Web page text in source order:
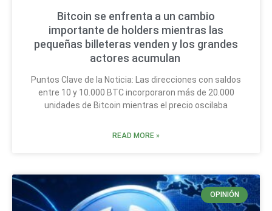
Bitcoin se enfrenta a un cambio
importante de holders mientras las
pequeñas billeteras venden y los grandes
actores acumulan
Puntos Clave de la Noticia: Las direcciones con saldos
entre 10 y 10.000 BTC incorporaron más de 20.000
unidades de Bitcoin mientras el precio oscilaba
READ MORE »
OPINIÓN